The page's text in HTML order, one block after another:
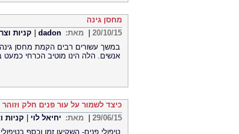
מחסן גינה
20/10/15
מאת: dadon
קניות
במשך עשורים רבים הקמת מחסן
אנשים. הלה הינו מוטיב הכרחי
כיצד לשמור על עור פנים חלק וזוהר
29/06/15
מאת: יחיאל לוי
קניות
טיפולי פנים- השקיעו זמן וכסף